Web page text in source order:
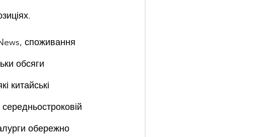
споживання
обсяги
китайські
обережно